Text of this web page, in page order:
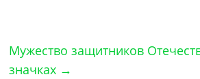
Мужество защитников
значках →